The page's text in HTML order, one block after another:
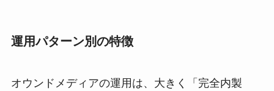
運用パターン別の特徴
オウンドメディアの運用は、大きく「完全内製